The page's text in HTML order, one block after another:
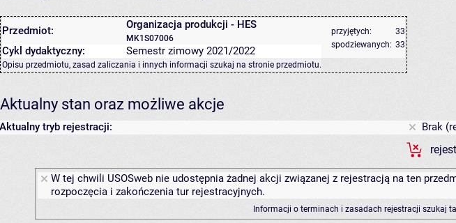
Przedmiot: Organizacja produkcji - HES
MK1S07006
przyjętych:
33
spodziewanych: 33
Cykl dydaktyczny: Semestr zimowy 2021/2022
Opisu przedmiotu, zasad zaliczania i innych informacji szukaj na stronie przedmiotu.
Aktualny stan oraz możliwe akcje
Aktualny tryb rejestracji:
Brak
W tej chwili USOSweb nie udostępnia żadnej akcji związanej z rejestracją na ten
rozpoczęcia i zakończenia tur rejestracyjnych.
Informacji o terminach i zasadach rejestracji szukaj